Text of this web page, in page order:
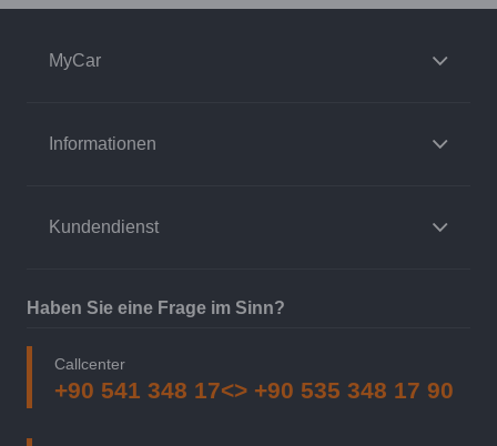
MyCar
Informationen
Kundendienst
Haben Sie eine Frage im Sinn?
Callcenter
+90 541 348 17<> +90 535 348 17 90